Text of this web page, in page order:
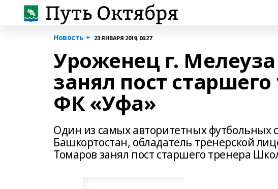
Новость + 23 ЯНВАРЯ 2019, 06:27
Уроженец г.
занял пост
ФК «Уфа»
Один из самых авторитетных футбольных
Башкортостан, обладатель тренерской
Томаров занял пост старшего тренера